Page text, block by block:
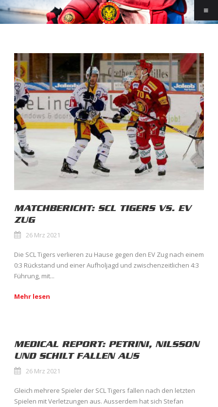
MATCHBERICHT: SCL TIGERS VS. EV
ZUG
26 Mrz 2021
Die SCL Tigers verlieren zu Hause gegen den EV Zug nach einem
0:3 Rückstand und einer Aufholjagd und zwischenzeitlichen 4:3
Führung, mit...
Mehr lesen
MEDICAL REPORT: PETRINI, NILSSON
UND SCHILT FALLEN AUS
26 Mrz 2021
Gleich mehrere Spieler der SCL Tigers fallen nach den letzten
Spielen mit Verletzungen aus. Ausserdem hat sich Stefan